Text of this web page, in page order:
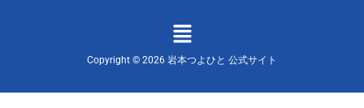
メ
ニ
ュ
Copyright © 2026 岩本つよひと 公式サイト